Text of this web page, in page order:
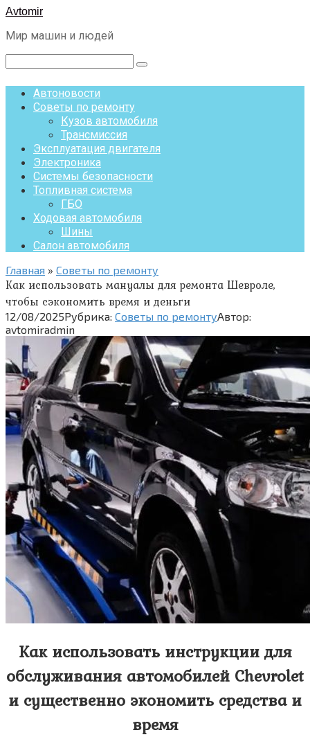
Перейти
контенту
Avtomir
Мир машин и людей
Поиск:
Автоновости
Советы по ремонту
Кузов автомобиля
Трансмиссия
Эксплуатация двигателя
Электроника
Системы безопасности
Топливная система
ГБО
Ходовая автомобиля
Шины
Салон автомобиля
Главная » Советы по ремонту
Как использовать мануалы для ремонта Шевроле,
чтобы сэкономить время и деньги
12/08/2025Рубрика: Советы по ремонтуАвтор:
avtomiradmin
Как использовать инструкции для
обслуживания автомобилей Chevrolet
и существенно экономить средства и
время